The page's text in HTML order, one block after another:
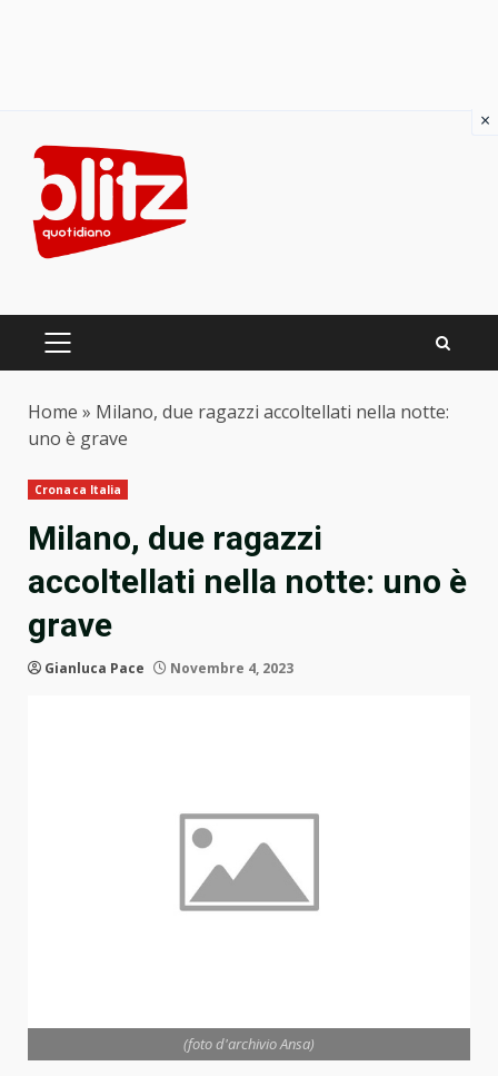
content
PRIMARY
Home » Milano, due ragazzi accoltellati nella notte:
uno è grave
Cronaca Italia
Milano, due ragazzi
accoltellati nella notte: uno è
grave
Gianluca Pace Novembre 4, 2023
(foto d'archivio Ansa)
×